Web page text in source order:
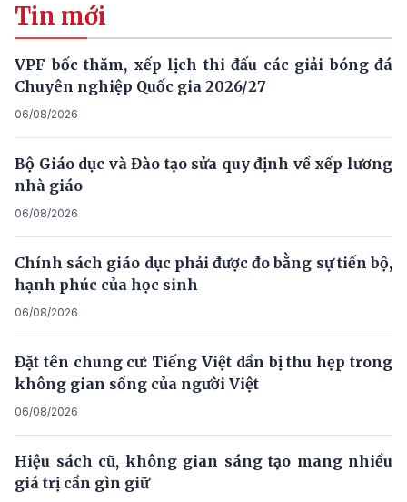
Tin mới
VPF bốc thăm, xếp lịch thi đấu các giải bóng đá
Chuyên nghiệp Quốc gia 2026/27
06/08/2026
Bộ Giáo dục và Đào tạo sửa quy định về xếp lương
nhà giáo
06/08/2026
Chính sách giáo dục phải được đo bằng sự tiến bộ,
hạnh phúc của học sinh
06/08/2026
Đặt tên chung cư: Tiếng Việt dần bị thu hẹp trong
không gian sống của người Việt
06/08/2026
Hiệu sách cũ, không gian sáng tạo mang nhiều
giá trị cần gìn giữ